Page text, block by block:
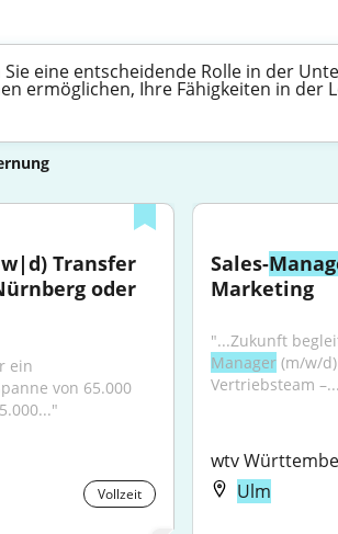
eine entscheidende Rolle in der
ermöglichen, Ihre Fähigkeiten in
Transfer
ein
von 65.000
Vollzeit
Sales-
Marketing
"...Zukunft
Manager (m/w/
Vertriebsteam
wtv
Ulm